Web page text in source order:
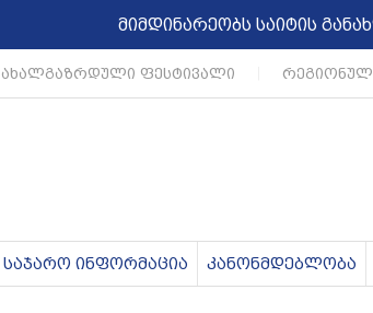
მიმდინარეობს საიტის
ფესტივალი რეგიონული
საჯარო ინფორმაცია კანონმდებლობა